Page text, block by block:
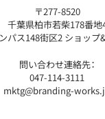
〒277-8520
千葉県柏市若柴178番地
パス148街区2 ショップ
問い合わせ連絡先：
047-114-3111
mktg@branding-